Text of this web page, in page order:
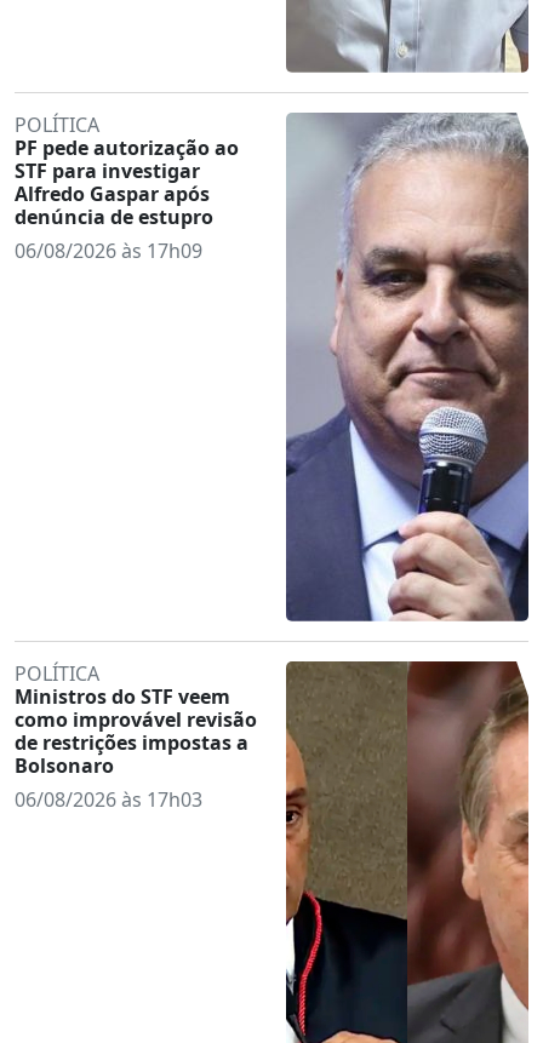
POLÍTICA
PF pede autorização ao
STF para investigar
Alfredo Gaspar após
denúncia de estupro
06/08/2026 às 17h09
POLÍTICA
Ministros do STF veem
como improvável revisão
de restrições impostas a
Bolsonaro
06/08/2026 às 17h03